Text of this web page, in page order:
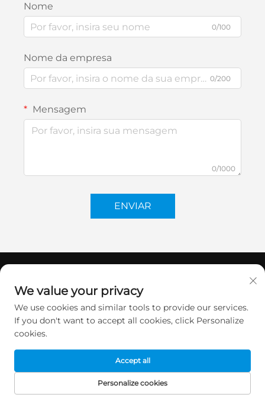
Nome
0/100
Nome da empresa
0/200
Mensagem
0/1000
ENVIAR
ENTRE EM CONTATO
We value your privacy
We use cookies and similar tools to provide our services.
If you don't want to accept all cookies, click Personalize
cookies.
Personalize cookies
Accept all